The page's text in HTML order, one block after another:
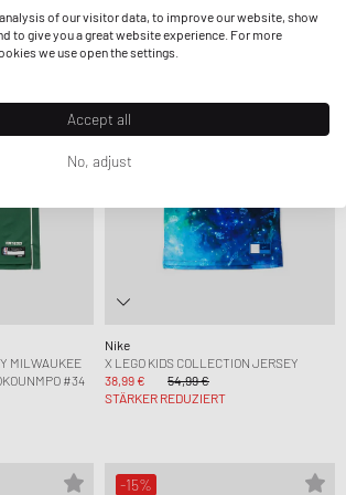
MILWAUKEE
#34
-29%
Nike
X LEGO KIDS COLLECTION JERSEY
38,99 €
54,99 €
STÄRKER REDUZIERT
-15%
of our visitor data, to improve our website, show
to give you a great website experience. For more
we use open the settings.
Accept all
No, adjust